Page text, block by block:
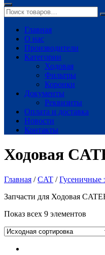
Главная
О нас
Производители
Категории
Ходовая
Фильтры
Коронки
Документы
Реквизиты
Оплата и доставка
Новости
Контакты
Ходовая
Главная /CAT /Гусеничные
Запчасти для Ходовая
Показ всех 9 элементов